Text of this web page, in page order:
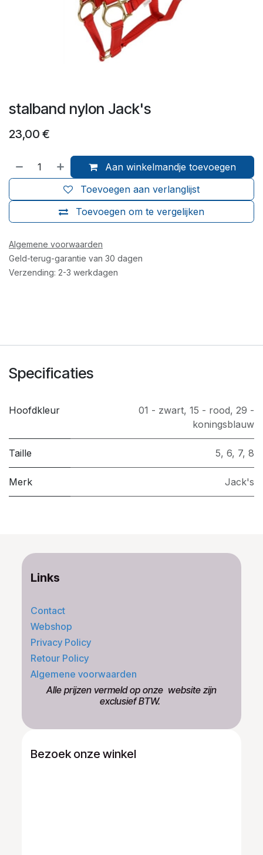
stalband nylon Jack's
23,00 €
Aan winkelmandje toevoegen
Toevoegen om te vergelijken
Toevoegen aan verlanglijst
Algemene voorwaarden
Geld-terug-garantie van 30 dagen
Verzending: 2-3 werkdagen
Specificaties
Hoofdkleur 01 - zwart, 15 - rood, 29 -
koningsblauw
Taille 5, 6, 7, 8
Merk Jack's
Links
Contact
Webshop
Privacy Policy
Retour Policy
Algemene voorwaarden
​Alle prijzen vermeld op onze ​website zijn
exclusief BTW.
Bezoek onze winkel